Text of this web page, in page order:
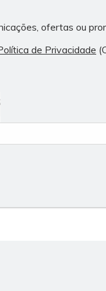
ofertas ou
de Privacidade